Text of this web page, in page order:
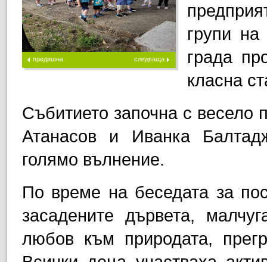
предишна следваща
групи
града
класна
Събитието започна с весело
Атанасов и Иванка
голямо вълнение.
По време на беседата за
засадените дървета,
любов към природата,